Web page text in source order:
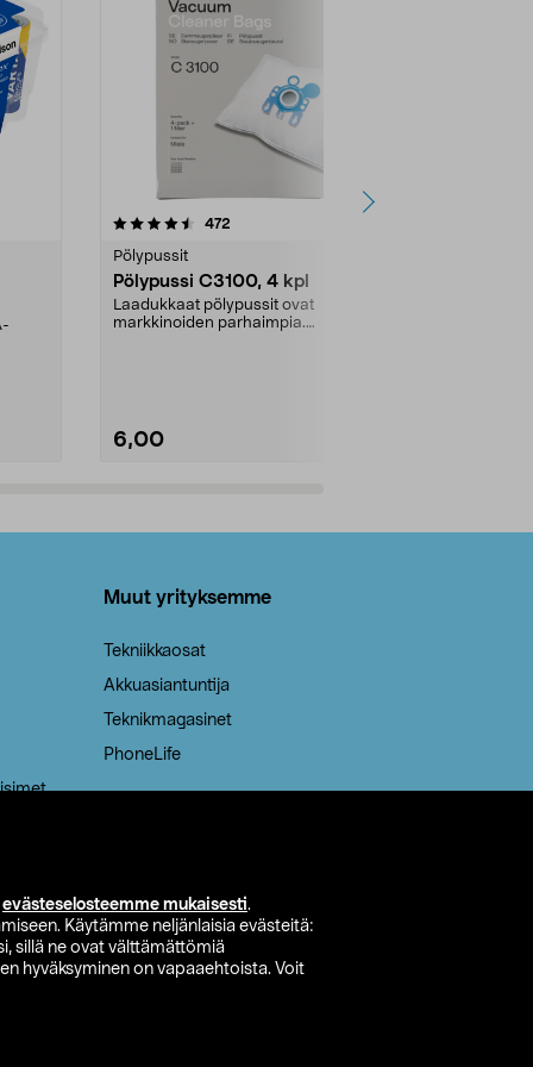
evästeselosteemme mukaisesti.
Käytämme neljänlaisia evästeitä:
sillä ne ovat välttämättömiä
hyväksyminen on vapaaehtoista. Voit
472
Pölypussit
Pölypussi C3100, 4 kpl
Laadukkaat pölypussit ovat
markkinoiden parhaimpia.
6,00
4.5viidestä
Muut yrityksemme
Tekniikkaosat
Akkuasiantuntija
Teknikmagasinet
PhoneLife